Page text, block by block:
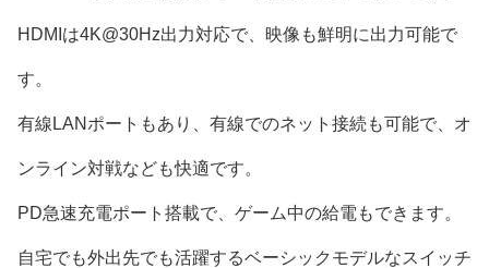
HDMIは4K@30Hz出力対応で、映像も鮮明に出力可能で
す。
有線LANポートもあり、有線でのネット接続も可能で、オ
ンライン対戦なども快適です。
PD急速充電ポート搭載で、ゲーム中の給電もできます。
自宅でも外出先でも活躍するベーシックモデルなスイッチ